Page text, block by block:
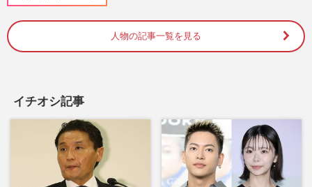
週刊女性2026年8月11日号 2026/8/1
【訃報】作家・赤松利市さん70歳で逝去、
ホームレスを経て62歳でデビュー「私
は“下級国民”。死ぬまで差別…
人物の記事一覧を見る
イチオシ記事